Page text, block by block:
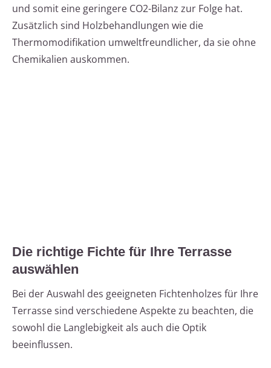
und somit eine geringere CO2-Bilanz zur Folge hat.
Zusätzlich sind Holzbehandlungen wie die
Thermomodifikation umweltfreundlicher, da sie ohne
Chemikalien auskommen.
Die richtige Fichte für Ihre Terrasse
auswählen
Bei der Auswahl des geeigneten Fichtenholzes für Ihre
Terrasse sind verschiedene Aspekte zu beachten, die
sowohl die Langlebigkeit als auch die Optik
beeinflussen.